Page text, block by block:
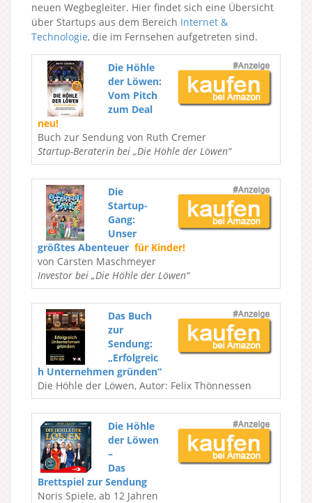
neuen Wegbegleiter. Hier findet sich eine Übersicht
über Startups aus dem Bereich Internet &
Technologie, die im Fernsehen aufgetreten sind.
Die Höhle
der Löwen:
Vom Pitch
zum Deal
neu!
Buch zur Sendung von Ruth Cremer
Startup-Beraterin bei „Die Höhle der Löwen“
Die
Startup-
Gang:
Unser
größtes Abenteuer für Kinder!
von Carsten Maschmeyer
Investor bei „Die Höhle der Löwen“
Das Buch
zur
Sendung:
„Erfolgreic
h Unternehmen gründen“
Die Höhle der Löwen, Autor: Felix Thönnessen
Die Höhle
der Löwen
–
Das
Brettspiel zur Sendung
Noris Spiele, ab 12 Jahren